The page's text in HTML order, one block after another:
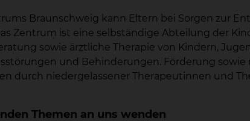
Braunschweig kann Eltern bei Sorgen zur
Zentrum ist eine selbständige Abteilung der
sowie ärztliche Therapie von Kindern,
und Behinderungen. Förderung sowie
durch niedergelassener Therapeutinnen und
Themen an uns wenden